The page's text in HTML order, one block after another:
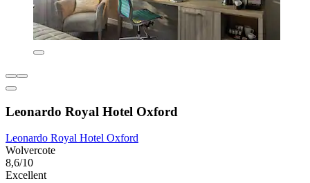
Leonardo Royal Hotel Oxford
Leonardo Royal Hotel Oxford
Wolvercote
8,6/10
Excellent